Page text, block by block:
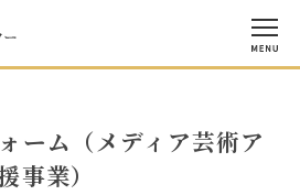
ーム（メディア芸術ア
事業）